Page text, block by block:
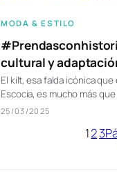
MODA & ESTILO
cultural y
El kilt, esa falda icónica
Escocia, es mucho más
25/03/2025
123